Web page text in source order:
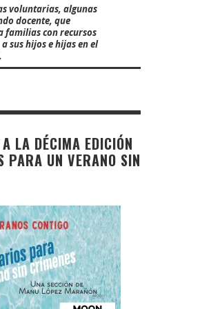
voluntarias, algunas
docente, que
familias con recursos
sus hijos e hijas en el
LA DÉCIMA EDICIÓN
PARA UN VERANO SIN